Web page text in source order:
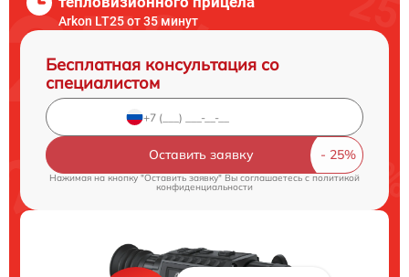
Arkon LT25 от 35 минут
Бесплатная консультация со
специалистом
Оставить заявку
Нажимая на кнопку "Оставить заявку" Вы соглашаетесь c политикой
конфиденциальности